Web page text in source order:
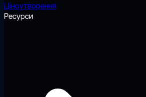
Ціноутворення
Ресурси